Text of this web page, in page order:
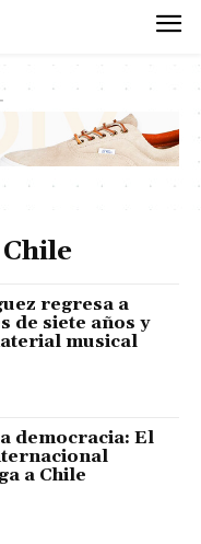
regresa a
de siete años y
musical
democracia: El
a Chile